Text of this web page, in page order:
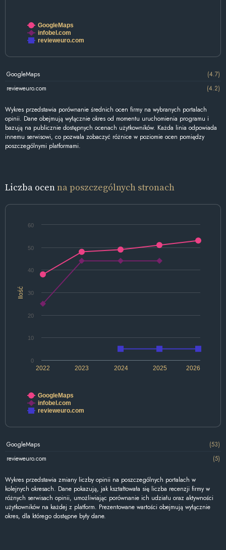
GoogleMaps
infobel.com
revieweuro.com
GoogleMaps
(4.7)
revieweuro.com
(4.2)
Wykres przedstawia porównanie średnich ocen firmy na wybranych portalach
opinii. Dane obejmują wyłącznie okres od momentu uruchomienia programu i
bazują na publicznie dostępnych ocenach użytkowników. Każda linia odpowiada
innemu serwisowi, co pozwala zobaczyć różnice w poziomie ocen pomiędzy
poszczególnymi platformami.
Liczba ocenna poszczególnych stronach
Ilość
2022 2024 2026
2023 2025
0
10
20
30
40
50
60
GoogleMaps
infobel.com
revieweuro.com
GoogleMaps
(53)
revieweuro.com
(5)
Wykres przedstawia zmiany liczby opinii na poszczególnych portalach w
kolejnych okresach. Dane pokazują, jak kształtowała się liczba recenzji firmy w
różnych serwisach opinii, umożliwiając porównanie ich udziału oraz aktywności
użytkowników na każdej z platform. Prezentowane wartości obejmują wyłącznie
okres, dla którego dostępne były dane.